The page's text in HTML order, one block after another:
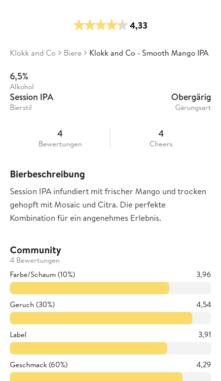
4,33
Klokk and Co Biere Klokk and Co - Smooth Mango IPA
6,5%
Alkohol
Session IPA
Bierstil
Obergärig
Gärungsart
4
Bewertungen
4
Cheers
Bierbeschreibung
Session IPA infundiert mit frischer Mango und trocken
gehopft mit Mosaic und Citra. Die perfekte
Kombination für ein angenehmes Erlebnis.
Community
4 Bewertungen
Farbe/Schaum (10%)
3,96
Geruch (30%) 4,54
Label 3,91
Geschmack (60%) 4,29